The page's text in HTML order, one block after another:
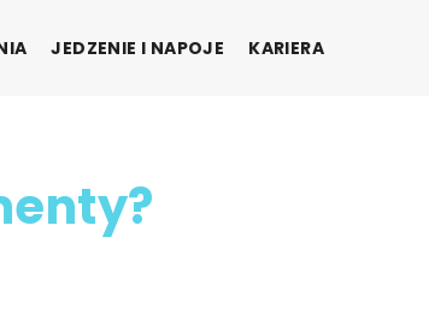
JEDZENIE I NAPOJE KARIERA